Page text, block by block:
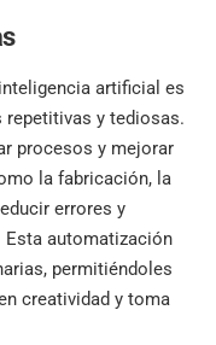
artificial es
repetitivas y tediosas.
procesos y mejorar
la fabricación, la
errores y
Esta automatización
permitiéndoles
creatividad y toma